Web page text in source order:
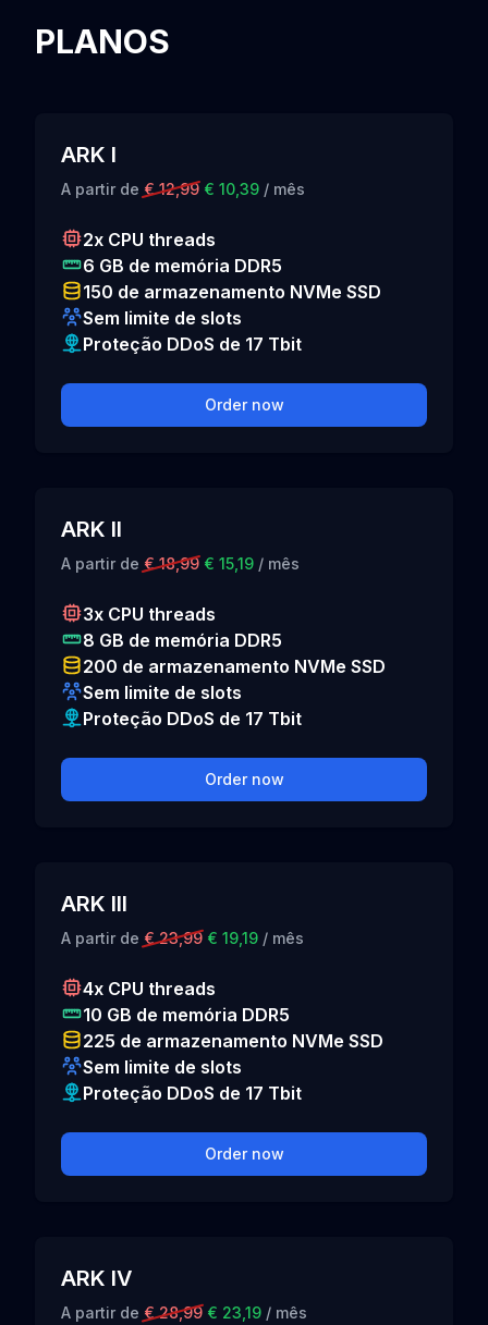
PLANOS
ARK I
A partir de € 12,99 € 10,39 / mês
2x CPU threads
6 GB de memória DDR5
150 de armazenamento NVMe SSD
Sem limite de slots
Proteção DDoS de 17 Tbit
Order now
ARK II
A partir de € 18,99 € 15,19 / mês
3x CPU threads
8 GB de memória DDR5
200 de armazenamento NVMe SSD
Sem limite de slots
Proteção DDoS de 17 Tbit
Order now
ARK III
A partir de € 23,99 € 19,19 / mês
4x CPU threads
10 GB de memória DDR5
225 de armazenamento NVMe SSD
Sem limite de slots
Proteção DDoS de 17 Tbit
Order now
ARK IV
A partir de € 28,99 € 23,19 / mês